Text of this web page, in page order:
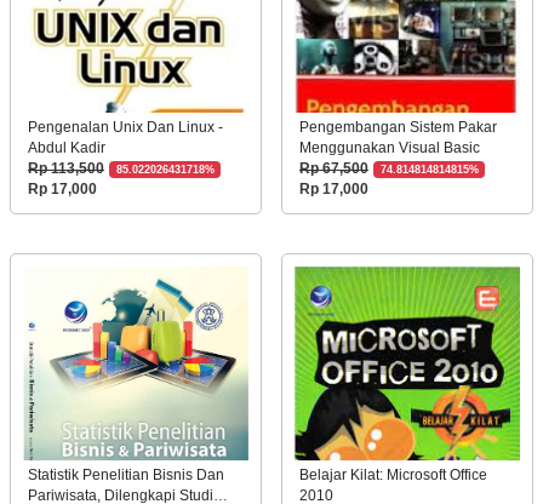
Pengenalan Unix Dan Linux -
Abdul Kadir
Rp 113,500
85.022026431718%
Rp 17,000
Pengembangan Sistem Pakar
Menggunakan Visual Basic
Rp 67,500
74.814814814815%
Rp 17,000
Statistik Penelitian Bisnis Dan
Pariwisata, Dilengkapi Studi
Belajar Kilat: Microsoft Office
2010